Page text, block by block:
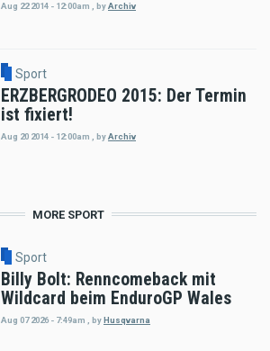
Aug 22 2014 - 12:00am byArchiv
Sport
ERZBERGRODEO 2015: Der Termin
ist fixiert!
Aug 20 2014 - 12:00am byArchiv
MORE SPORT
Sport
Billy Bolt: Renncomeback mit
Wildcard beim EnduroGP Wales
Aug 07 2026 - 7:49am , byHusqvarna